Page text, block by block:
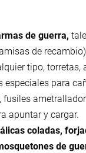
de guerra,
de
tipo, torretas,
especiales para
apuntar y cargar.
coladas,
de